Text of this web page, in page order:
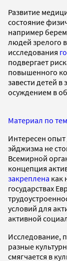
Развитие
состояние
например
людей зрелого
исследования
подвергает
повышенного
завести детей в
осуждением в
Материал по
Интересен опыт
эйджизма не
Всемирной
концепция
закреплена как
государствах
условий для
активной
Исследование,
разные
смягчается в